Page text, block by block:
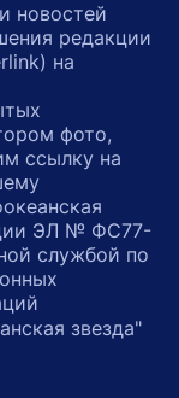
новостей
редакции
на
фото,
ссылку на
ЭЛ № ФС77-
службой по
звезда"